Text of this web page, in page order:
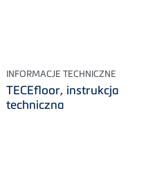
INFORMACJE TECHNICZNE
TECEfloor, instrukcja
techniczna